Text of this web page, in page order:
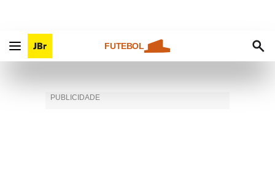
FUTEBOL